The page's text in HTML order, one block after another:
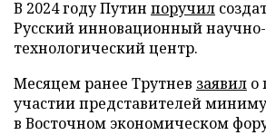
В 2024 году Путин поручил
Русский инновационный научно-
технологический центр.
Месяцем ранее Трутнев заявил о
участии представителей
в Восточном экономическом